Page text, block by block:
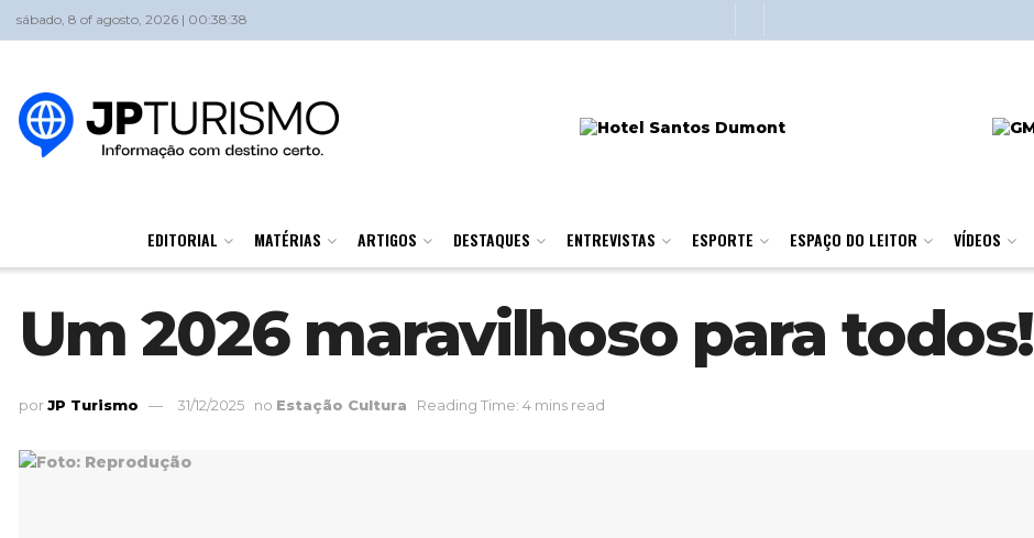
sábado, 8 of agosto, 2026 | 00:38:38
EDITORIAL MATÉRIAS ARTIGOS DESTAQUES ENTREVISTAS ESPORTE ESPAÇO DO LEITOR VÍDEOS
Um 2026 maravilhoso para todos!
porJP Turismo 31/12/2025 no Estação Cultura Reading Time: 4 mins read